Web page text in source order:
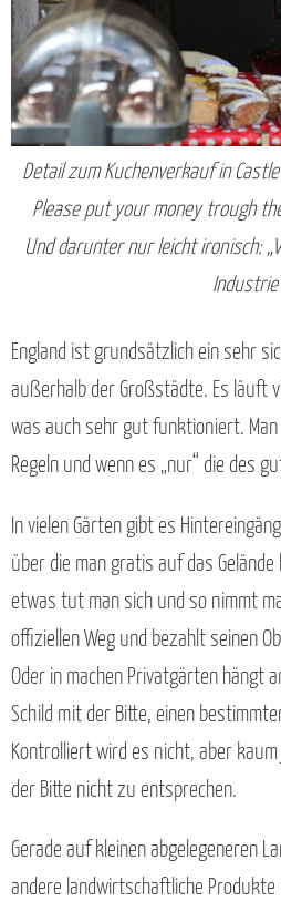
Detail zum Kuchenverkauf in
Please put your money trough
Und darunter nur leicht ironisch:
Industrie“
England ist grundsätzlich ein sehr
außerhalb der Großstädte. Es läuft
was auch sehr gut funktioniert. Man
Regeln und wenn es „nur“ die des
In vielen Gärten gibt es
über die man gratis auf das
etwas tut man sich und so nimmt
offiziellen Weg und bezahlt seinen
Oder in machen Privatgärten hängt
Schild mit der Bitte, einen
Kontrolliert wird es nicht, aber
der Bitte nicht zu entsprechen.
Gerade auf kleinen abgelegeneren
andere landwirtschaftliche Produkte